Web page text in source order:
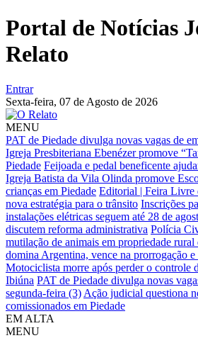
Portal de Notícias
Relato
Entrar
Sexta-feira, 07 de Agosto de 2026
MENU
PAT de Piedade divulga novas vagas de
Igreja Presbiteriana Ebenézer promove
Piedade Feijoada e pedal beneficente
Igreja Batista da Vila Olinda promove
crianças em Piedade Editorial | Feira Livre
nova estratégia para o trânsito Inscrições
instalações elétricas seguem até 28 de
discutem reforma administrativa Polícia
mutilação de animais em propriedade rural
domina Argentina, vence na prorrogação
Motociclista morre após perder o controle
Ibiúna PAT de Piedade divulga novas
segunda-feira (3) Ação judicial questiona
comissionados em Piedade
EM ALTA
MENU